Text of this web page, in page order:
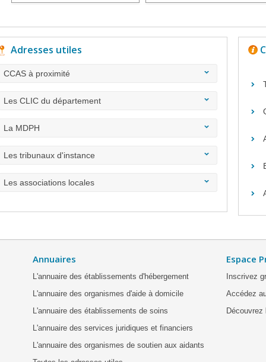
Adresses utiles
CCAS à proximité
Les CLIC du département
La MDPH
Les tribunaux d'instance
Les associations locales
Annuaires
L'annuaire des établissements d'hébergement
L'annuaire des organismes d'aide à domicile
L'annuaire des établissements de soins
L'annuaire des services juridiques et financiers
L'annuaire des organismes de soutien aux aidants
Espace
Inscrivez
Accédez